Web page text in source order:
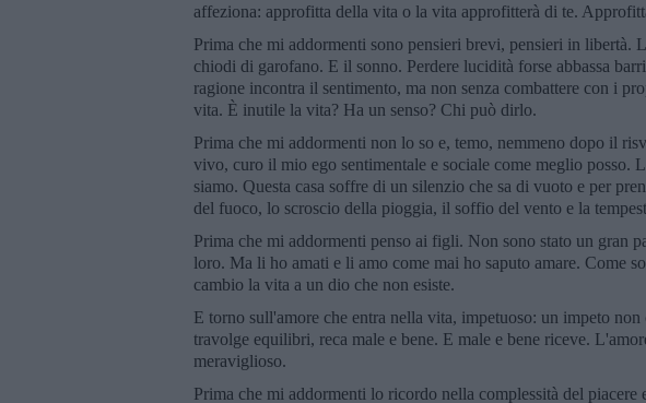
affeziona: approfitta della vita o la vita approfitterà di te.
Prima che mi addormenti sono pensieri brevi, pensieri in libertà.
chiodi di garofano. E il sonno. Perdere lucidità forse abbassa
ragione incontra il sentimento, ma non senza combattere con i
vita. È inutile la vita? Ha un senso? Chi può dirlo.
Prima che mi addormenti non lo so e, temo, nemmeno dopo il
vivo, curo il mio ego sentimentale e sociale come meglio posso.
siamo. Questa casa soffre di un silenzio che sa di vuoto e per
del fuoco, lo scroscio della pioggia, il soffio del vento e la
Prima che mi addormenti penso ai figli. Non sono stato un gran
loro. Ma li ho amati e li amo come mai ho saputo amare. Come
cambio la vita a un dio che non esiste.
E torno sull'amore che entra nella vita, impetuoso: un impeto
travolge equilibri, reca male e bene. E male e bene riceve.
meraviglioso.
Prima che mi addormenti lo ricordo nella complessità del piacere